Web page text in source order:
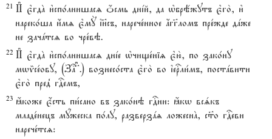
21 И# є3гдA и3спо1лнишасz џсмь днjй, да њбрёжутъ є3го2, и3
нареко1ша и4мz є3мY ї}съ, нарече1нное ѓгг7ломъ пре1жде дaже
не зачaтсz во чре1вэ.
22 И# є3гдA и3спо1лнишасz днjе њчище1ніz є3ю2, по зако1ну
мwmсе1ову, (За? #7#.) вознесо1ста є3го2 во їеrли1мъ, постaвити
є3го2 пред8 гDемъ,
23 ћкоже є4сть пи1сано въ зако1нэ гDни: ћкw всsкъ
младе1нецъ мyжеска по1лу, разверзaz ложеснA, с™о гDеви
нарече1тсz: